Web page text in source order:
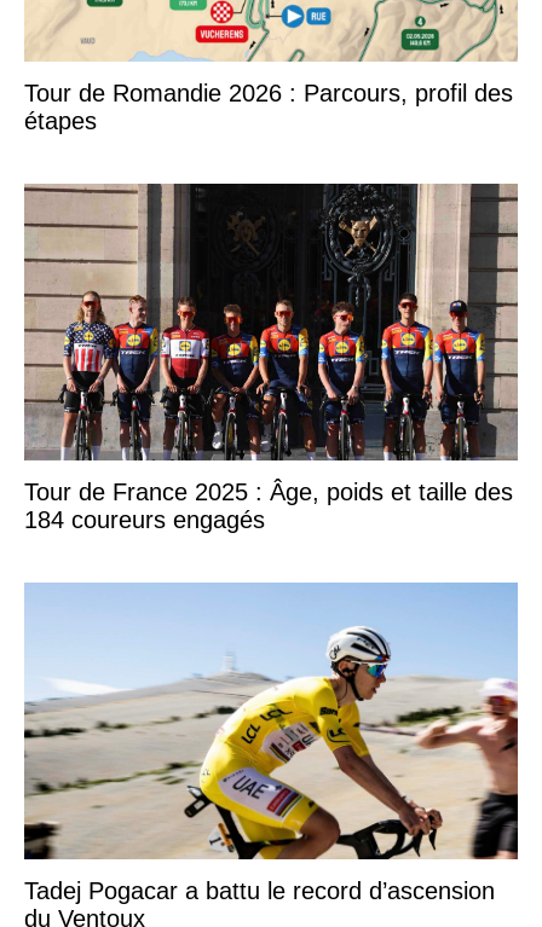
Tour de Romandie 2026 : Parcours, profil des
étapes
Tour de France 2025 : Âge, poids et taille des
184 coureurs engagés
Tadej Pogacar a battu le record d’ascension
du Ventoux